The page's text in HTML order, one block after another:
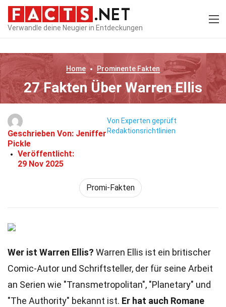
Verwandle deine Neugier in Entdeckungen
Home Prominente Fakten
27 Fakten Über Warren Ellis
Geschrieben Von: Jeniffer
Pickle
Veröffentlicht:
29 Nov 2025
Von Experten geprüft
Redaktionsrichtlinien
Promi-Fakten
Wer ist Warren Ellis? Warren Ellis ist ein britischer
Comic-Autor und Schriftsteller, der für seine Arbeit
an Serien wie "Transmetropolitan", "Planetary" und
"The Authority" bekannt ist. Er hat auch Romane